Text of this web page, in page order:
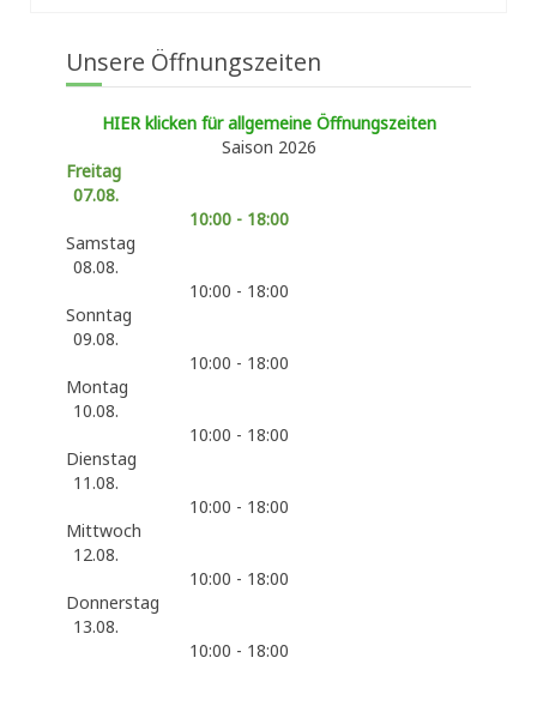
Unsere Öffnungszeiten
HIER klicken für allgemeine Öffnungszeiten
Saison 2026
Freitag
07.08.
10:00 - 18:00
Samstag
08.08.
10:00 - 18:00
Sonntag
09.08.
10:00 - 18:00
Montag
10.08.
10:00 - 18:00
Dienstag
11.08.
10:00 - 18:00
Mittwoch
12.08.
10:00 - 18:00
Donnerstag
13.08.
10:00 - 18:00